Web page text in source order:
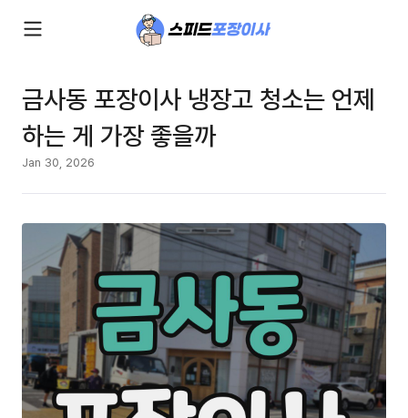
금사동 포장이사 냉장고 청소는 언제
하는 게 가장 좋을까
Jan 30, 2026